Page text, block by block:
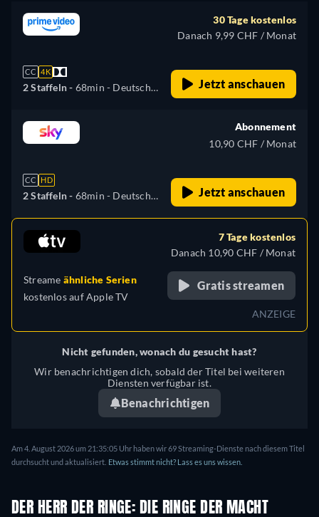
Polnisch, Portugiesisch,
Rumänisch, Türkisch
CC 4K
2 Staffeln - 68min - Deutsch,
Tschechisch, Griechisch,
Englisch, Spanisch,
Ungarisch, Italienisch,
Japanisch, Niederländisch,
30 Tage kostenlos
Danach 9,99 CHF / Monat
Jetzt anschauen
CC HD
2 Staffeln - 68min - Deutsch,
Abonnement
10,90 CHF / Monat
Jetzt anschauen
Streame ähnliche Serien
kostenlos aufApple TV
7 Tage kostenlos
Danach 10,90 CHF / Monat
Gratis streamen
ANZEIGE
Nicht gefunden, wonach du gesucht hast?
Wir benachrichtigen dich, sobald der Titel bei weiteren
Diensten verfügbar ist.
Benachrichtigen
Am 4. August 2026 um 21:35:05 Uhr haben wir 69 Streaming-Dienste nach diesem Titel
durchsucht und aktualisiert. Etwas stimmt nicht? Lass es uns wissen.
DER HERR DER RINGE: DIE RINGE DER MACHT